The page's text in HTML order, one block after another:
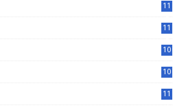
11
11
10
10
11